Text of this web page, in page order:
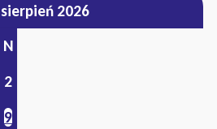
sierpień 2026
N
2
9